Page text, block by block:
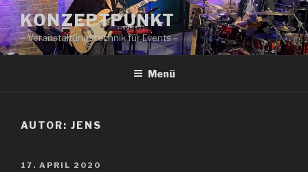
Zum
Inhalt
springen
KONZEPTPUNKT
– Veranstaltungstechnik für Events –
Menü
AUTOR: JENS
VERÖFFENTLICHT
17. APRIL 2020